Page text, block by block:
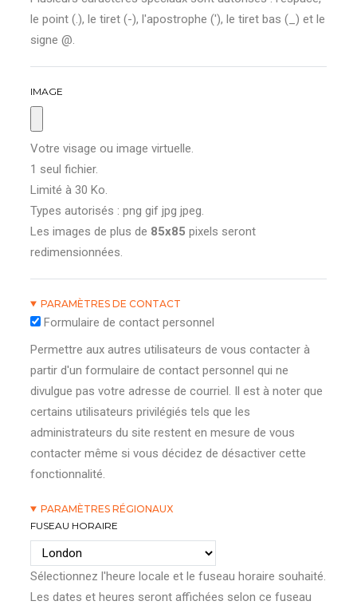
le point (.), le tiret (-), l'apostrophe ('), le tiret bas (_) et le
signe @.
IMAGE
Votre visage ou image virtuelle.
1 seul fichier.
Limité à 30 Ko.
Types autorisés : png gif jpg jpeg.
Les images de plus de 85x85 pixels seront
redimensionnées.
PARAMÈTRES DE CONTACT
Formulaire de contact personnel
Permettre aux autres utilisateurs de vous contacter à
partir d'un formulaire de contact personnel qui ne
divulgue pas votre adresse de courriel. Il est à noter que
certains utilisateurs privilégiés tels que les
administrateurs du site restent en mesure de vous
contacter même si vous décidez de désactiver cette
fonctionnalité.
PARAMÈTRES RÉGIONAUX
FUSEAU HORAIRE
Sélectionnez l'heure locale et le fuseau horaire souhaité.
Les dates et heures seront affichées selon ce fuseau